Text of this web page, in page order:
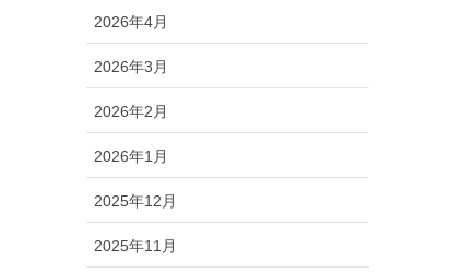
2026年4月
2026年3月
2026年2月
2026年1月
2025年12月
2025年11月